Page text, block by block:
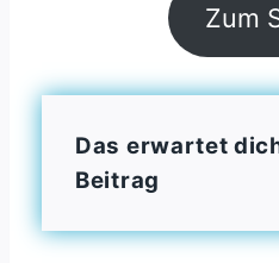
Zum
Das erwartet
Beitrag